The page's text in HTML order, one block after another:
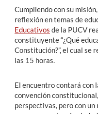
Cumpliendo con su
reflexión en temas de
Educativos de la PUCV
constituyente “¿Qué
Constitución?”, el cual se
las 15 horas.
El encuentro contará con
convención
perspectivas, pero con